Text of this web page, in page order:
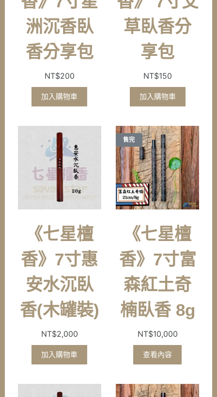
洲沉香臥
香分享包
NT$200
加入購物車
草臥香分
享包
NT$150
加入購物車
《七星檀
香》7寸惠
安水沉臥
香(木罐裝)
NT$2,000
加入購物車
售完
《七星檀
香》7寸富
森紅土奇
楠臥香 8g
NT$10,000
查看內容